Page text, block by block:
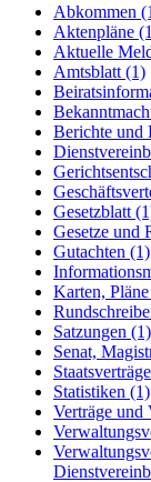
Abkommen
Aktenpläne
Aktuelle
Amtsblatt (1)
Berichte und
Gesetzblatt
Gesetze und
Gutachten (1)
Karten,
Satzungen (1)
Senat,
Statistiken (1)
Verträge und